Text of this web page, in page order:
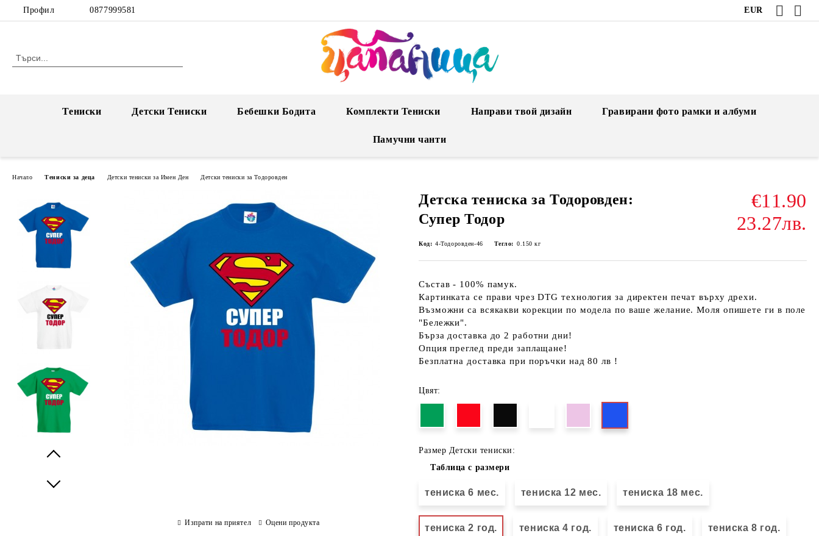
Профил 0877999581 EUR
Тениски Детски Тениски Бебешки Бодита Комплекти Тениски Направи твой дизайн Гравирани фото рамки и албуми
Памучни чанти
Начало Тениски за деца Детски тениски за Имен Ден Детски тениски за Тодоровден
Детска тениска за Тодоровден:
Супер Тодор
€11.90
23.27лв.
Код: 4-Тодоровден-46 Тегло: 0.150 кг
Състав - 100% памук.
Картинката се прави чрез DTG технология за директен печат върху дрехи.
Възможни са всякакви корекции по модела по ваше желание. Моля опишете ги в поле
"Бележки".
Бърза доставка до 2 работни дни!
Опция преглед преди заплащане!
Безплатна доставка при поръчки над 80 лв !
Цвят:
Размер Детски тениски:
Таблица с размери
тениска 6 мес. тениска 12 мес. тениска 18 мес.
тениска 2 год. тениска 4 год. тениска 6 год. тениска 8 год.
Изпрати на приятел Оцени продукта